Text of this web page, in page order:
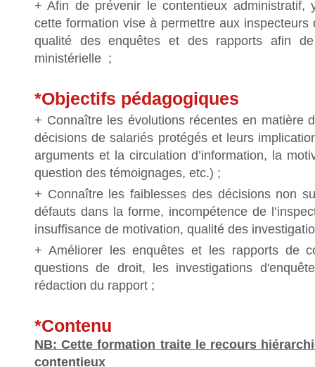
+ Afin de prévenir le contentieux administratif,
cette formation vise à permettre aux inspecteurs
qualité des enquêtes et des rapports afin
ministérielle ;
*Objectifs pédagogiques
+ Connaître les évolutions récentes en matière
décisions de salariés protégés et leurs
arguments et la circulation d’information, la
question des témoignages, etc.) ;
+ Connaître les faiblesses des décisions non
défauts dans la forme, incompétence de
insuffisance de motivation, qualité des
+ Améliorer les enquêtes et les rapports de
questions de droit, les investigations
rédaction du rapport ;
*Contenu
NB: Cette formation traite le recours
contentieux